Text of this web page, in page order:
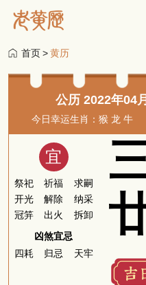
首页>黄历
公历 2022年04
今日幸运生肖：猴 龙 牛
宜
祭祀 祈福
求嗣
开光
解除
纳采
冠笄
出火
拆卸
凶煞宜忌
四耗
归忌 天牢